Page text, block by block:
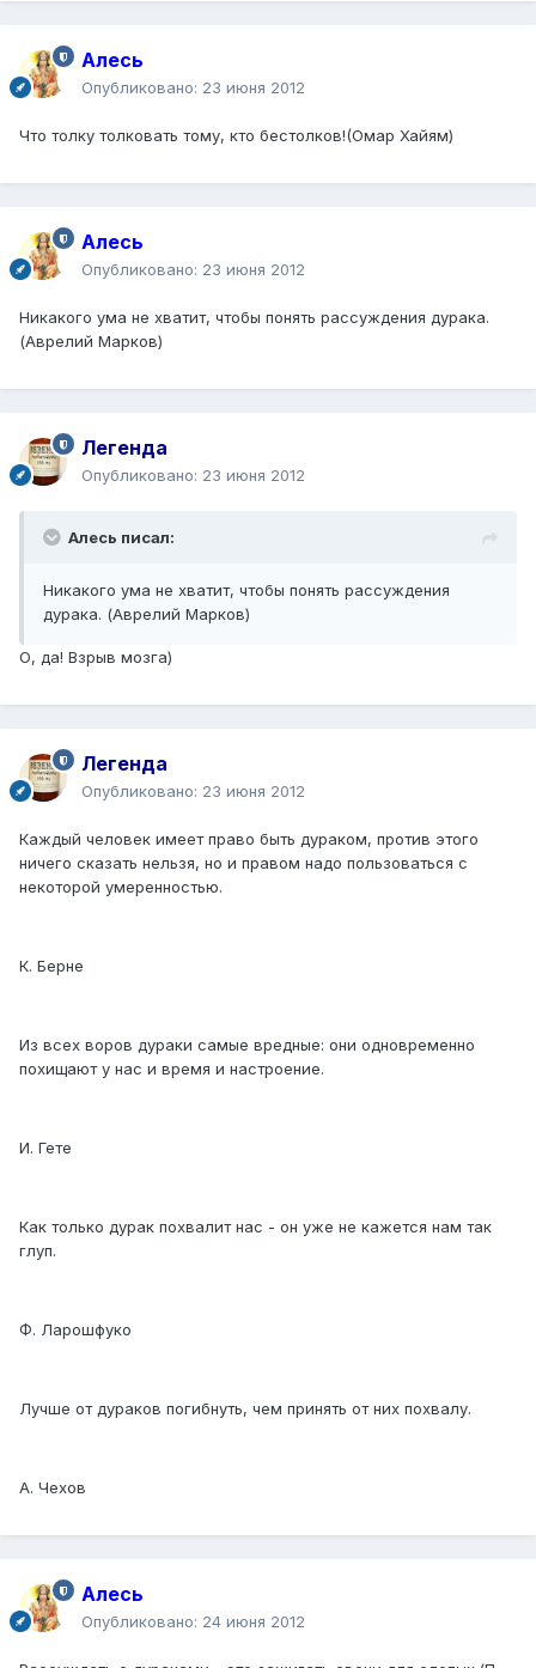
Алесь
Опубликовано: 23 июня 2012
Что толку толковать тому, кто бестолков!(Омар Хайям)
Алесь
Опубликовано: 23 июня 2012
Никакого ума не хватит, чтобы понять рассуждения дурака.
(Аврелий Марков)
Легенда
Опубликовано: 23 июня 2012
Алесь писал:
Никакого ума не хватит, чтобы понять рассуждения
дурака. (Аврелий Марков)
О, да! Взрыв мозга)
Легенда
Опубликовано: 23 июня 2012
Каждый человек имеет право быть дураком, против этого
ничего сказать нельзя, но и правом надо пользоваться с
некоторой умеренностью.
К. Берне
Из всех воров дураки самые вредные: они одновременно
похищают у нас и время и настроение.
И. Гете
Как только дурак похвалит нас - он уже не кажется нам так
глуп.
Ф. Ларошфуко
Лучше от дураков погибнуть, чем принять от них похвалу.
А. Чехов
Алесь
Опубликовано: 24 июня 2012